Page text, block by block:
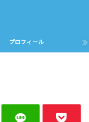
プロフィール